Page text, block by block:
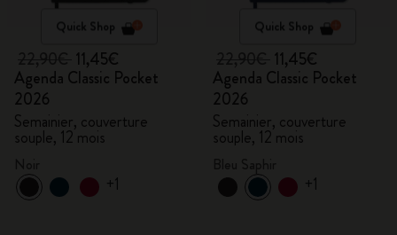
Quick Shop
11,45€
Agenda Classic Pocket
2026
Semainier, couverture
souple, 12 mois
+1
Quick Shop
11,45€
Agenda Classic Pocket
2026
Semainier, couverture
souple, 12 mois
+1